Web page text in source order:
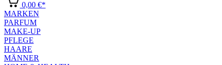
0,00 €*
MARKEN
PARFUM
MAKE-UP
PFLEGE
HAARE
MÄNNER